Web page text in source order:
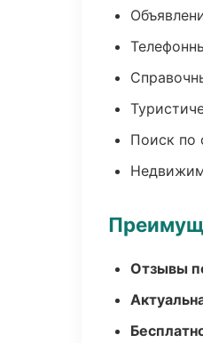
Поиск по
Отзывы